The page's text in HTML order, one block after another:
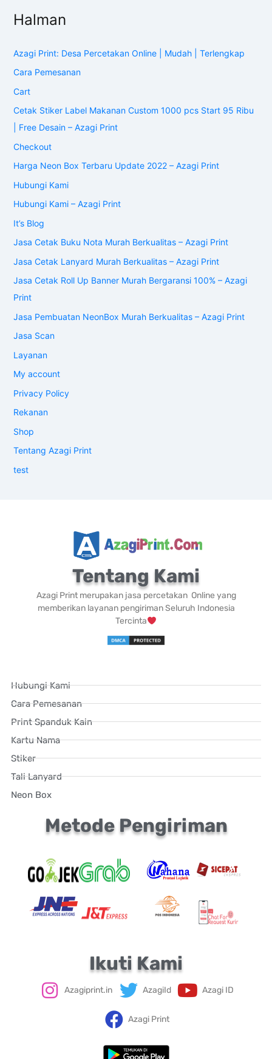
Halman
Azagi Print: Desa Percetakan Online | Mudah | Terlengkap
Cara Pemesanan
Cart
Cetak Stiker Label Makanan Custom 1000 pcs Start 95 Ribu
| Free Desain – Azagi Print
Checkout
Harga Neon Box Terbaru Update 2022 – Azagi Print
Hubungi Kami
Hubungi Kami – Azagi Print
It’s Blog
Jasa Cetak Buku Nota Murah Berkualitas – Azagi Print
Jasa Cetak Lanyard Murah Berkualitas – Azagi Print
Jasa Cetak Roll Up Banner Murah Bergaransi 100% – Azagi
Print
Jasa Pembuatan NeonBox Murah Berkualitas – Azagi Print
Jasa Scan
Layanan
My account
Privacy Policy
Rekanan
Shop
Tentang Azagi Print
test
Tentang Kami
Azagi Print merupakan jasa percetakan Online yang
memberikan layanan pengiriman Seluruh Indonesia
Tercinta
Hubungi Kami
Cara Pemesanan
Print Spanduk Kain
Kartu Nama
Stiker
Tali Lanyard
Neon Box
Metode Pengiriman
Ikuti Kami
Azagiprint.in AzagiId Azagi ID
Azagi Print